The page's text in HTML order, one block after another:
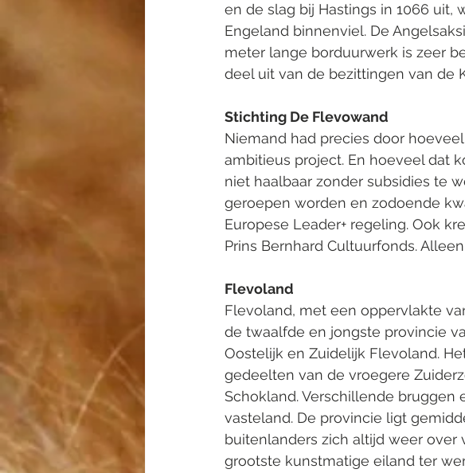
en de slag bij Hastings in 1066 uit,
Engeland binnenviel. De
meter lange borduurwerk is zeer
deel uit van de bezittingen van de
Stichting De Flevowand
Niemand had precies door
ambitieus project. En hoeveel dat
niet haalbaar zonder subsidies te
geroepen worden en zodoende
Europese Leader+ regeling. Ook
Prins Bernhard Cultuurfonds.
Flevoland
Flevoland, met een oppervlakte
de twaalfde en jongste provincie
Oostelijk en Zuidelijk Flevoland.
gedeelten van de vroegere
Schokland. Verschillende
vasteland. De provincie ligt
buitenlanders zich altijd weer over
grootste kunstmatige eiland ter